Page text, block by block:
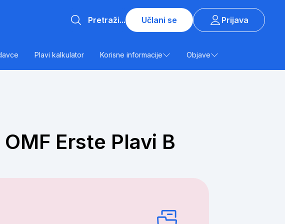
Učlani se
Prijava
Plavi kalkulator Korisne informacije Objave
Erste Plavi B